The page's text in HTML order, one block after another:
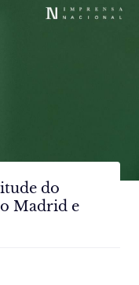
do
Madrid e